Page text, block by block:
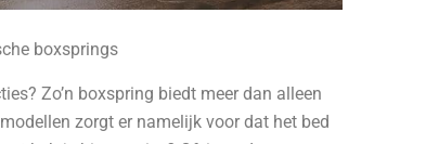
boxsprings
Zo’n boxspring biedt meer dan alleen
zorgt er namelijk voor dat het bed